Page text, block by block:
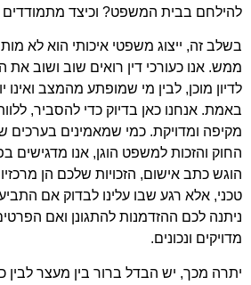
להילחם בבית המשפט? וכיצד
בשלב זה, ייצוג משפטי איכותי הוא לא
ממש. אנו כעורכי דין רואים שוב ושוב
לדיון מוכן, לבין מי שמופתע מהמצב
באמת. אנחנו כאן בדיוק כדי להסביר,
מקיפה ומדויקת. כמי שמאמינים בערכים
החוק והזכות למשפט הוגן, אנו מדגישים
הוגש כתב אישום, הזכויות שלכם הן
טכני, אלא רגע שבו עלינו לבדוק אם
ניתנה לכם ההזדמנות להתגונן ואם
מדויקים ונכונים.
יתרה מכך, יש הבדל ברור בין מעצר